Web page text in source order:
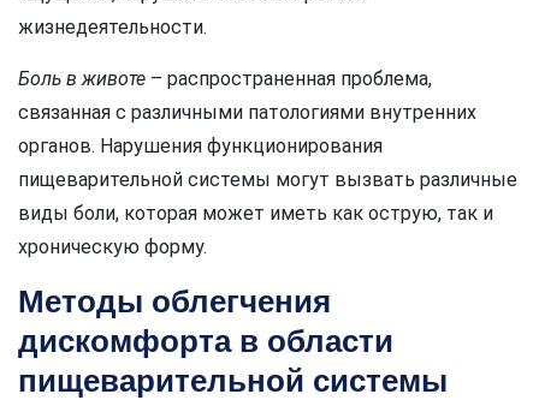
жизнедеятельности.
Боль в животе – распространенная проблема,
связанная с различными патологиями внутренних
органов. Нарушения функционирования
пищеварительной системы могут вызвать различные
виды боли, которая может иметь как острую, так и
хроническую форму.
Методы облегчения
дискомфорта в области
пищеварительной системы